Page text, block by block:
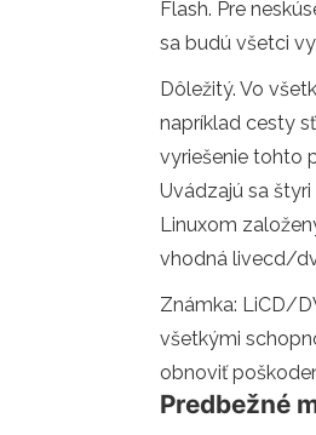
Flash. Pre
sa budú všetci
Dôležitý. Vo
napríklad cesty
vyriešenie tohto
Uvádzajú sa
Linuxom
vhodná livecd/
Známka: LiCD/
všetkými
obnoviť
Predbežné